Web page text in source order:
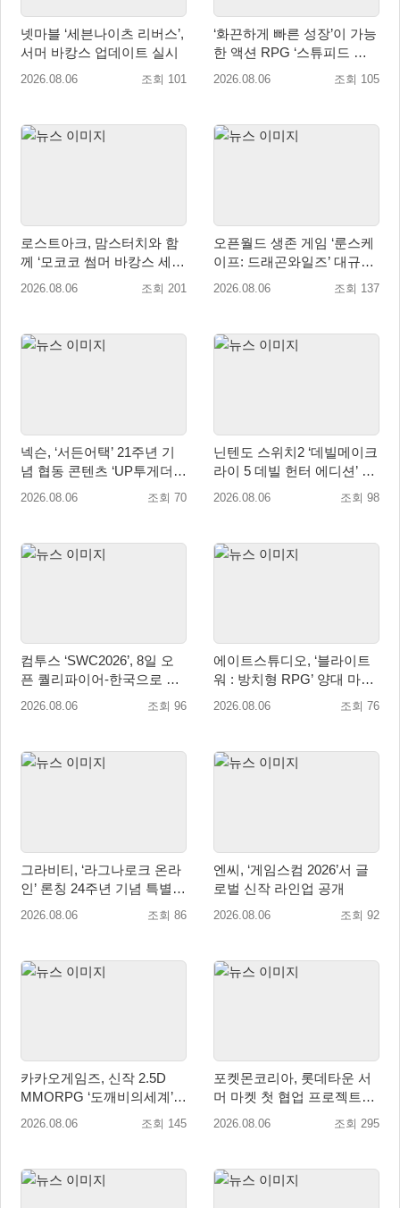
넷마블 ‘세븐나이츠 리버스’,
서머 바캉스 업데이트 실시
2026.08.06 조회 101
‘화끈하게 빠른 성장’이 가능
한 액션 RPG ‘스튜피드 네
버 다이즈’ 패키지판 예약판
2026.08.06 조회 105
로스트아크, 맘스터치와 함
께 ‘모코코 썸머 바캉스 세
트’ 출시
2026.08.06 조회 201
오픈월드 생존 게임 ‘룬스케
이프: 드래곤와일즈’ 대규모
유저 편의성 개선 및 사이드
2026.08.06 조회 137
넥슨, ‘서든어택’ 21주년 기
념 협동 콘텐츠 ‘UP투게더’
업데이트
2026.08.06 조회 70
닌텐도 스위치2 ‘데빌메이크
라이 5 데빌 헌터 에디션’ 패
키지 제품 8월 7일 예약판매
2026.08.06 조회 98
컴투스 ‘SWC2026’, 8일 오
픈 퀄리파이어-한국으로 시
즌 개막!
2026.08.06 조회 96
에이트스튜디오, ‘블라이트
워 : 방치형 RPG’ 양대 마켓
인기 순위 1위 달성
2026.08.06 조회 76
그라비티, ‘라그나로크 온라
인’ 론칭 24주년 기념 특별
감사 축제 실시!
2026.08.06 조회 86
엔씨, ‘게임스컴 2026’서 글
로벌 신작 라인업 공개
2026.08.06 조회 92
카카오게임즈, 신작 2.5D
MMORPG ‘도깨비의세계’
천만 배우 박지훈 광고 모델
2026.08.06 조회 145
포켓몬코리아, 롯데타운 서
머 마켓 첫 협업 프로젝트
‘포켓몬 별빛낙원’ 개최
2026.08.06 조회 295